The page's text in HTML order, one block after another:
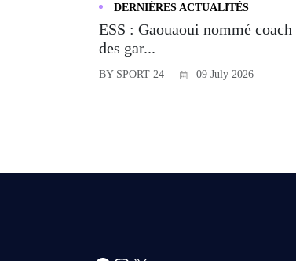
DERNIÈRES ACTUALITÉS
ESS : Gaouaoui nommé coach
des gar...
BY SPORT 24 09 July 2026